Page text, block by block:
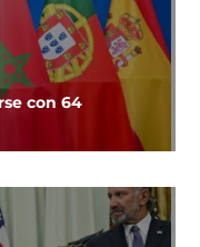
con 64